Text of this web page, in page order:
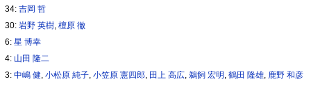
34:吉岡 哲
30:岩野 英樹,檀原 徹
6:星 博幸
4: 山田 隆二
3:中嶋 健,小松原 純子,小笠原 憲四郎, 田上 高広,鵜飼 宏明 ,鶴田 隆雄, 鹿野 和彦